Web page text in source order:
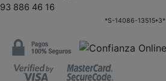
93 886 46 16
*S-14086-13515*3*